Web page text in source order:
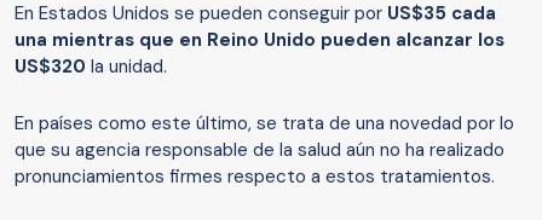
En Estados Unidos se pueden conseguir por US$35 cada
una mientras que en Reino Unido pueden alcanzar los
US$320 la unidad.
En países como este último, se trata de una novedad por lo
que su agencia responsable de la salud aún no ha realizado
pronunciamientos firmes respecto a estos tratamientos.